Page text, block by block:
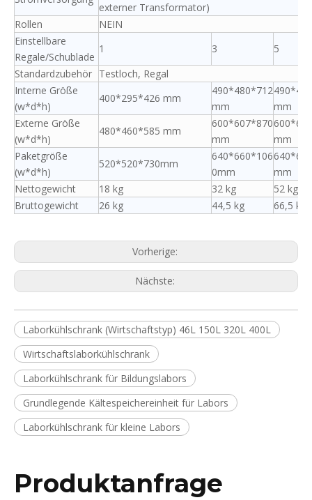
externer Transformator)
Rollen
NEIN
Einstellbare
Regale/Schublade
1 3
5
Standardzubehör Testloch, Regal
Interne Größe
(w*d*h)
400*295*426 mm
490*480*712
mm
mm
Externe Größe
(w*d*h)
480*460*585 mm
600*607*870
mm
mm
Paketgröße
(w*d*h)
520*520*730mm
640*660*106
0mm
mm
Nettogewicht
18 kg 32 kg
52 kg
Bruttogewicht
26 kg 44,5 kg 66,5 kg
Vorherige:
Nächste:
Laborkühlschrank (Wirtschaftstyp) 46L 150L 320L 400L
Wirtschaftslaborkühlschrank
Laborkühlschrank für Bildungslabors
Grundlegende Kältespeichereinheit für Labors
Laborkühlschrank für kleine Labors
Produktanfrage